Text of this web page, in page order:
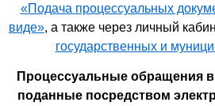
«Подача процессуальных
виде», а также через личный
государственных и
Процессуальные обращения
поданные посредством